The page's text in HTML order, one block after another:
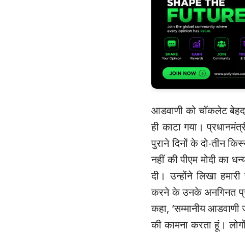
आडवाणी को चॉकलेट
ही काटा गया।
पुराने दिनों के दो-तीन
नहीं की पीएम मोदी का
दी। उन्होंने लिखा
करने के उनके अनगिनत
कहा, ‘सम्मानीय
की कामना करता हूं।